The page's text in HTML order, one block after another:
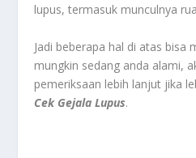
lupus, termasuk munculnya
Jadi beberapa hal di atas bisa
mungkin sedang anda alami,
pemeriksaan lebih lanjut jika
Cek Gejala Lupus.